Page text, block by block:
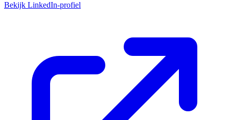
Bekijk LinkedIn-profiel